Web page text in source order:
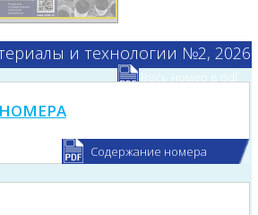
и технологии №2, 2026
Весь номер в pdf
Содержание номера